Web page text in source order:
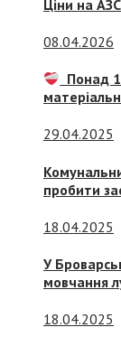
Ціни на
08.04.2026
Понад
29.04.2025
пробити
18.04.2025
У
мовчання
18.04.2025